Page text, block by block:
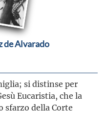
de Alvarado
si distinse per
Eucaristia, che la
sfarzo della Corte